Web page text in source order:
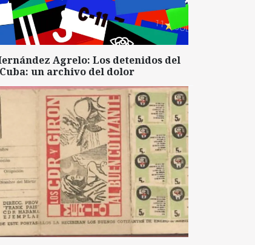
Agrelo: Los detenidos del
Cuba: un archivo del dolor